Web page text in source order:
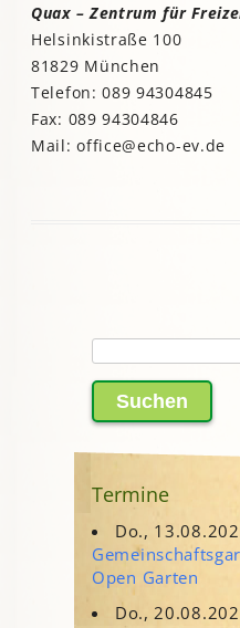
Quax – Zentrum für
Helsinkistraße 100
81829 München
Telefon: 089 94304845
Fax: 089 94304846
Mail: office@echo-ev.de
nach:
Termine
Do.,
Open Garten
Do.,